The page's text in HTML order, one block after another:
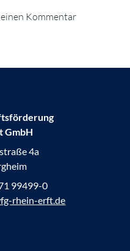
einen Kommentar
GmbH
4a
99499-0
rhein-erft.de